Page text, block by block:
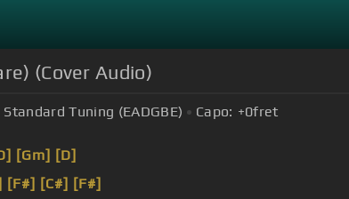
(Cover Audio)
Standard Tuning (EADGBE) Capo: +0fret
[Gm] [D]
[F#] [C#] [F#]